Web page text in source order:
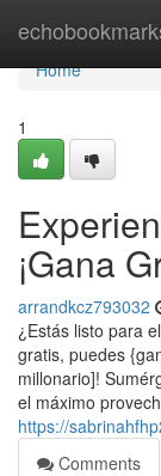
Home
Home
1
¡Gana
arrandkcz793032
¿Estás listo para
gratis, puedes
millonario]!
el máximo
https://
Comments